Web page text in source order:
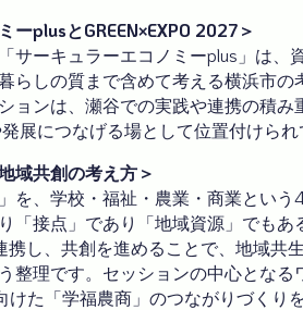
ーplusとGREEN×EXPO 2027＞
サーキュラーエコノミーplus」は、
らしの質まで含めて考える横浜市の
ョンは、瀬谷での実践や連携の積み
展につなげる場として位置付けら
域共創の考え方＞
を、学校・福祉・農業・商業とい
「接点」であり「地域資源」でもあ
携し、共創を進めることで、地域共
整理です。セッションの中心となる
けた「学福農商」のつながりづくり